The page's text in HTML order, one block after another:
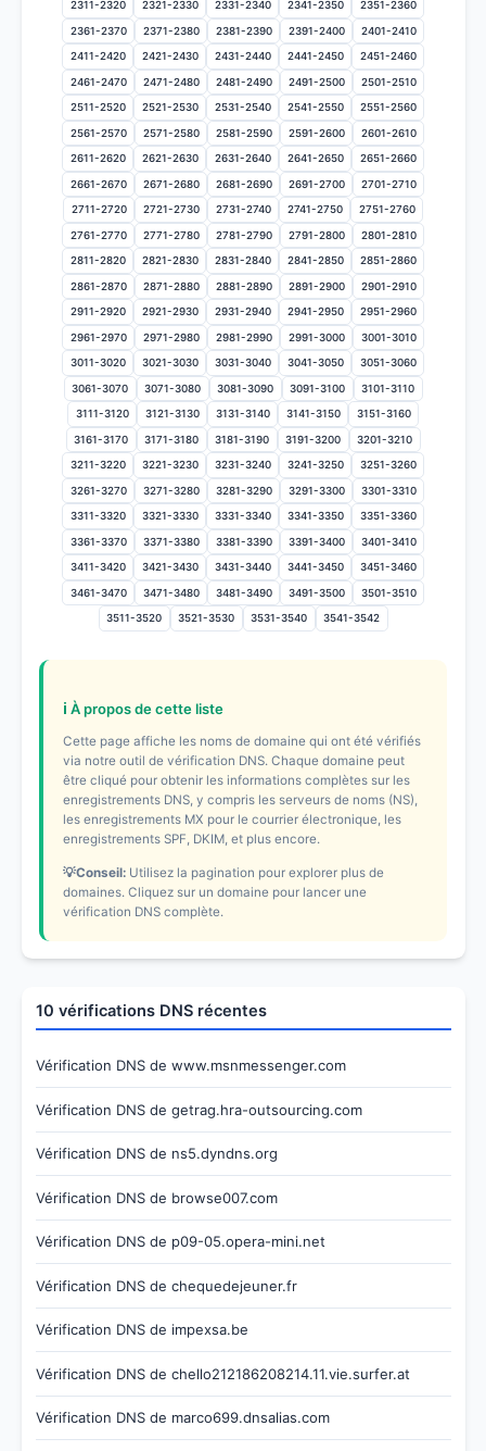
2311-2320 2321-2330 2331-2340 2341-2350 2351-2360
2361-2370 2371-2380 2381-2390 2391-2400 2401-2410
2411-2420 2421-2430 2431-2440 2441-2450 2451-2460
2461-2470 2471-2480 2481-2490 2491-2500 2501-2510
2511-2520 2521-2530 2531-2540 2541-2550 2551-2560
2561-2570 2571-2580 2581-2590 2591-2600 2601-2610
2611-2620 2621-2630 2631-2640 2641-2650 2651-2660
2661-2670 2671-2680 2681-2690 2691-2700 2701-2710
2711-2720 2721-2730 2731-2740 2741-2750 2751-2760
2761-2770 2771-2780 2781-2790 2791-2800 2801-2810
2811-2820 2821-2830 2831-2840 2841-2850 2851-2860
2861-2870 2871-2880 2881-2890 2891-2900 2901-2910
2911-2920 2921-2930 2931-2940 2941-2950 2951-2960
2961-2970 2971-2980 2981-2990 2991-3000 3001-3010
3011-3020 3021-3030 3031-3040 3041-3050 3051-3060
3061-3070 3071-3080 3081-3090 3091-3100 3101-3110
3111-3120 3121-3130 3131-3140 3141-3150 3151-3160
3161-3170 3171-3180 3181-3190 3191-3200 3201-3210
3211-3220 3221-3230 3231-3240 3241-3250 3251-3260
3261-3270 3271-3280 3281-3290 3291-3300 3301-3310
3311-3320 3321-3330 3331-3340 3341-3350 3351-3360
3361-3370 3371-3380 3381-3390 3391-3400 3401-3410
3411-3420 3421-3430 3431-3440 3441-3450 3451-3460
3461-3470 3471-3480 3481-3490 3491-3500 3501-3510
3511-3520 3521-3530 3531-3540 3541-3542
ℹ️ À propos de cette liste
Cette page affiche les noms de domaine qui ont été vérifiés
via notre outil de vérification DNS. Chaque domaine peut
être cliqué pour obtenir les informations complètes sur les
enregistrements DNS, y compris les serveurs de noms (NS),
les enregistrements MX pour le courrier électronique, les
enregistrements SPF, DKIM, et plus encore.
💡Conseil:Utilisez la pagination pour explorer plus de
domaines. Cliquez sur un domaine pour lancer une
vérification DNS complète.
10 vérifications DNS récentes
Vérification DNS de www.msnmessenger.com
Vérification DNS de getrag.hra-outsourcing.com
Vérification DNS de ns5.dyndns.org
Vérification DNS de browse007.com
Vérification DNS de p09-05.opera-mini.net
Vérification DNS de chequedejeuner.fr
Vérification DNS de impexsa.be
Vérification DNS de chello212186208214.11.vie.surfer.at
Vérification DNS de marco699.dnsalias.com